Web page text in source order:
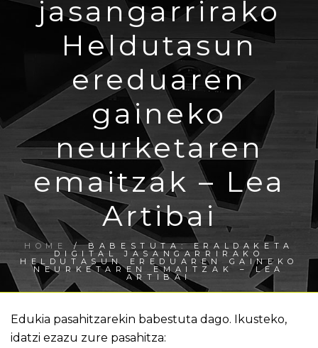
jasangarrirako
Heldutasun
ereduaren
gaineko
neurketaren
emaitzak – Lea
Artibai
HOME /BABESTUTA: ERALDAKETA
DIGITAL JASANGARRIRAKO
HELDUTASUN EREDUAREN GAINEKO
NEURKETAREN EMAITZAK – LEA
ARTIBAI
Edukia pasahitzarekin babestuta dago. Ikusteko,
idatzi ezazu zure pasahitza: